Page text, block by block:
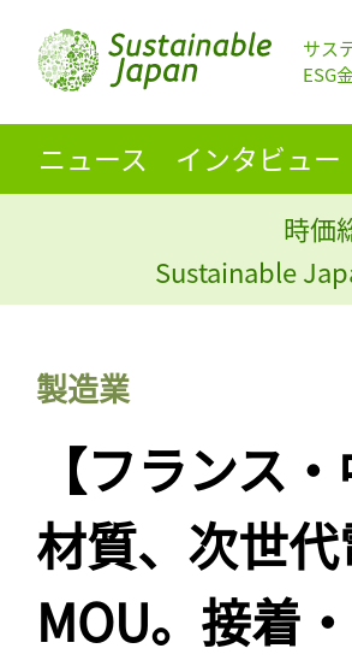
サス
ESG
ニュース インタビュー
時価
Sustainable
製造業
【フランス
材質、次世
MOU。接着